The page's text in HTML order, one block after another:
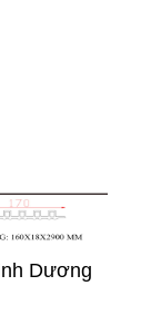
Dương